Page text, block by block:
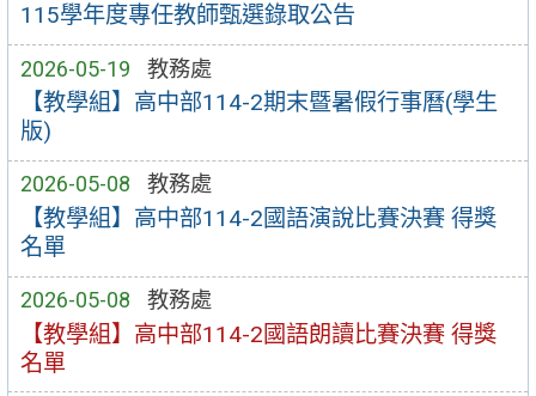
115學年度專任教師甄選錄取公告
2026-05-19 教務處
【教學組】高中部114-2期末暨暑假行事曆(學生
版)
2026-05-08 教務處
【教學組】高中部114-2國語演說比賽決賽 得獎
名單
2026-05-08 教務處
【教學組】高中部114-2國語朗讀比賽決賽 得獎
名單